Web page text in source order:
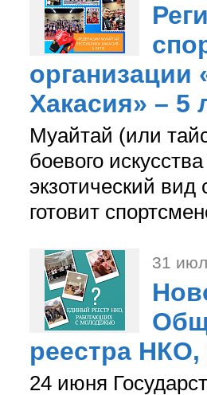
организации
Хакасия» – 5
Муайтай (или
боевого
экзотический вид
готовит
31
реестра
24 июня